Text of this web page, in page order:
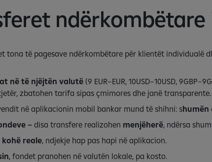
ndërkombëtare
tona të pagesave ndërkombëtare për klientët individualë
në të njëjtën valutë(9 EUR–EUR, 10USD–10USD,
zbatohen tarifa sipas çmimores dhe janë transparente.
në aplikacionin mobil bankar mund të shihni: shumën
– disa transfere realizohen menjëherë, ndërsa
reale, ndjekje hap pas hapi në aplikacion.
, fondet pranohen në valutën lokale, pa kosto.